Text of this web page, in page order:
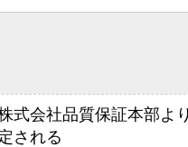
式会社品質保証本部よ
される